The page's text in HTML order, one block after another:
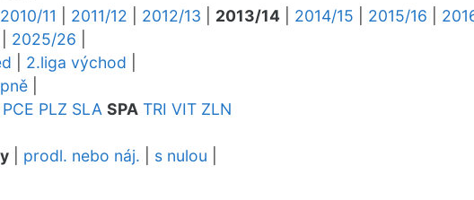
2010/11 2011/12 2012/13 2013/14 2014/15 2015/16
2025/26
2.liga východ
PCE PLZ SLA SPA TRI VIT ZLN
prodl. nebo náj. s nulou